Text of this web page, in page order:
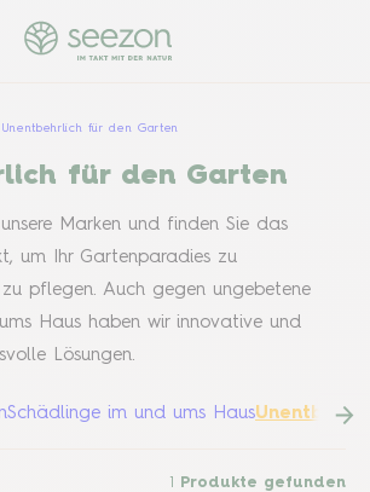
Unentbehrlich für den Garten
für den Garten
Marken und finden Sie das
um Ihr Gartenparadies zu
pflegen. Auch gegen ungebetene
Haus haben wir innovative und
Lösungen.
Schädlinge im und ums Haus
1 Produkte gefunden